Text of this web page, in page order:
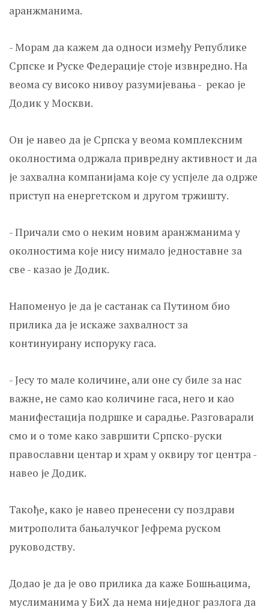
аранжманима.
- Морам да кажем да односи између Републике
Српске и Руске Федерације стоје извнредно. На
веома су високо нивоу разумијевања - рекао је
Додик у Москви.
Он је навео да је Српска у веома комплексним
околностима одржала привредну активност и да
је захвална компанијама које су успјеле да одрже
приступ на енергетском и другом тржишту.
- Причали смо о неким новим аранжманима у
околностима које нису нимало једноставне за
све - казао је Додик.
Напоменуо је да је састанак са Путином био
прилика да је искаже захвалност за
континуирану испоруку гаса.
- Јесу то мале количине, али оне су биле за нас
важне, не само као количине гаса, него и као
манифестација подршке и сарадње. Разговарали
смо и о томе како завршити Српско-руски
православни центар и храм у оквиру тог центра -
навео је Додик.
Такође, како је навео пренесени су поздрави
митрополита бањалучког Јефрема руском
руководству.
Додао је да је ово прилика да каже Бошњацима,
муслиманима у БиХ да нема ниједног разлога да